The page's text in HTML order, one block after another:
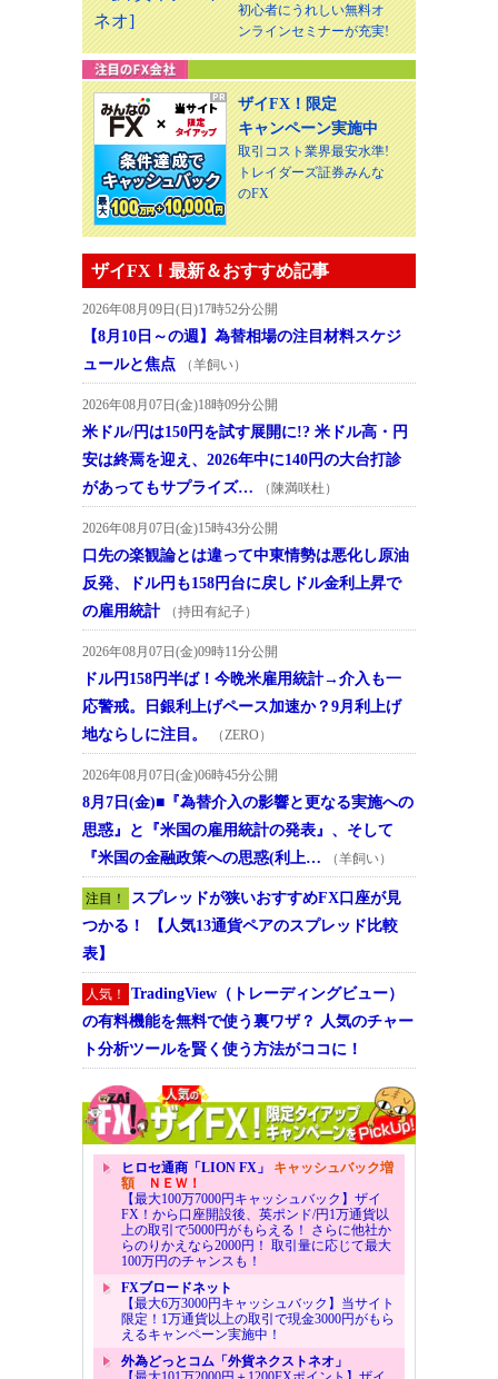
初心者にうれしい無料オ
ンラインセミナーが充実!
ザイFX！限定
キャンペーン実施中
取引コスト業界最安水準!
トレイダーズ証券みんな
のFX
ザイFX！最新＆おすすめ記事
2026年08月09日(日)17時52分公開
【8月10日～の週】為替相場の注目材料スケジ
ュールと焦点
（羊飼い）
2026年08月07日(金)18時09分公開
米ドル/円は150円を試す展開に!? 米ドル高・円
安は終焉を迎え、2026年中に140円の大台打診
があってもサプライズ…
（陳満咲杜）
2026年08月07日(金)15時43分公開
口先の楽観論とは違って中東情勢は悪化し原油
反発、ドル円も158円台に戻しドル金利上昇で
の雇用統計
（持田有紀子）
2026年08月07日(金)09時11分公開
ドル円158円半ば！今晩米雇用統計→介入も一
応警戒。日銀利上げペース加速か？9月利上げ
地ならしに注目。
（ZERO）
2026年08月07日(金)06時45分公開
8月7日(金)■『為替介入の影響と更なる実施への
思惑』と『米国の雇用統計の発表』、そして
『米国の金融政策への思惑(利上…
（羊飼い）
注目！
スプレッドが狭いおすすめFX口座が見
つかる！ 【人気13通貨ペアのスプレッド比較
表】
人気！
TradingView（トレーディングビュー）
の有料機能を無料で使う裏ワザ？ 人気のチャー
ト分析ツールを賢く使う方法がココに！
ヒロセ通商「LION FX」 キャッシュバック増
額ＮＥＷ！
【最大100万7000円キャッシュバック】ザイ
FX！から口座開設後、英ポンド/円1万通貨以
上の取引で5000円がもらえる！ さらに他社か
らのりかえなら2000円！ 取引量に応じて最大
100万円のチャンスも！
FXブロードネット
【最大6万3000円キャッシュバック】当サイト
限定！1万通貨以上の取引で現金3000円がもら
えるキャンペーン実施中！
外為どっとコム「外貨ネクストネオ」